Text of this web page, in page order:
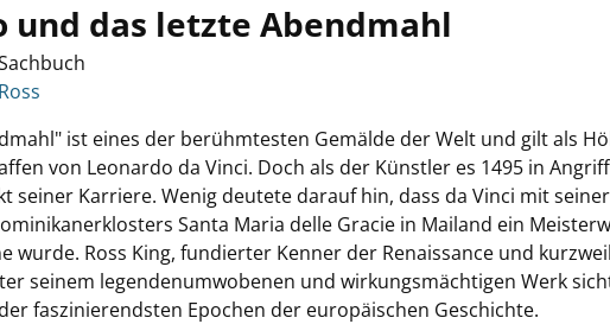
und das letzte Abendmahl
nach diesem Verfasser
ist eines der berühmtesten Gemälde der Welt und gilt als
von Leonardo da Vinci. Doch als der Künstler es 1495 in
seiner Karriere. Wenig deutete darauf hin, dass da Vinci mit
Santa Maria delle Gracie in Mailand ein
wurde. Ross King, fundierter Kenner der Renaissance und
seinem legendenumwobenen und wirkungsmächtigen Werk
faszinierendsten Epochen der europäischen Geschichte.